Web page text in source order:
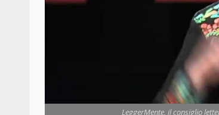
LeggerMente, il consiglio